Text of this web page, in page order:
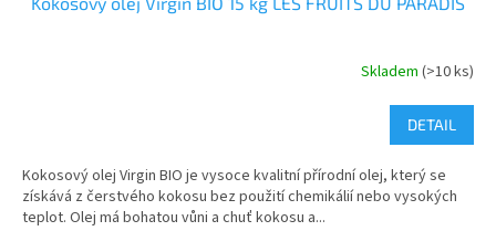
Skladem (>10 ks)
DETAIL
Kokosový olej Virgin BIO je vysoce kvalitní přírodní olej, který se
získává z čerstvého kokosu bez použití chemikálií nebo vysokých
teplot. Olej má bohatou vůni a chuť kokosu a...